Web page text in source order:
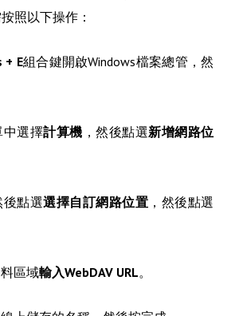
照以下操作：
+ E組合鍵開啟Windows檔案總管，然
中選擇計算機 ，然後點選新增網路位
後點選選擇自訂網路位置 ，然後點選
區域輸入WebDAV URL。